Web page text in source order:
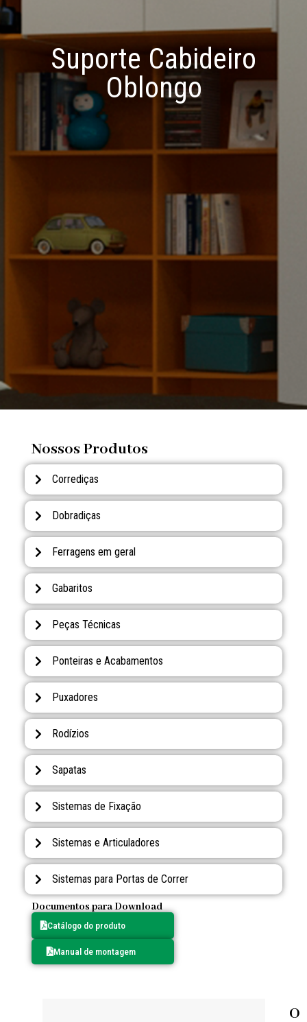
Suporte Cabideiro
Oblongo
Nossos Produtos
Corrediças
Dobradiças
Ferragens em geral
Gabaritos
Peças Técnicas
Ponteiras e Acabamentos
Puxadores
Rodízios
Sapatas
Sistemas de Fixação
Sistemas e Articuladores
Sistemas para Portas de Correr
Documentos para Download
Catálogo do produto
Manual de montagem